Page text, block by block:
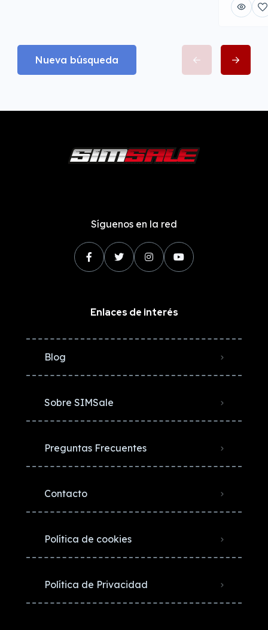
Nueva búsqueda
Síguenos en la red
Enlaces de interés
Blog
Sobre SIMSale
Preguntas Frecuentes
Contacto
Política de cookies
Política de Privacidad